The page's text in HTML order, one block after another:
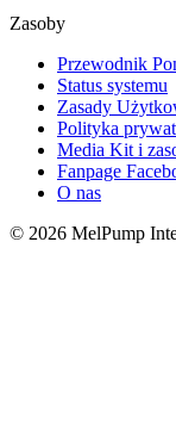
Zasoby
Przewodnik
Status systemu
Zasady
Polityka
Media Kit i
Fanpage
O nas
© 2026 MelPump